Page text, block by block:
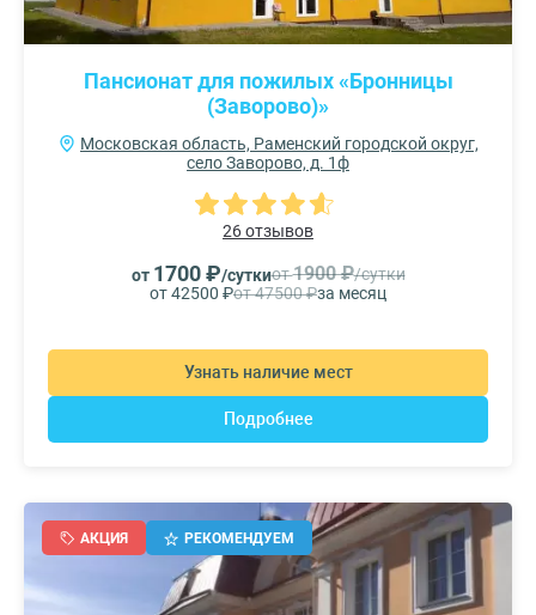
Пансионат для пожилых «Бронницы
(Заворово)»
Московская область, Раменский городской округ,
село Заворово, д. 1ф
26 отзывов
от 1700 ₽/суткиот1900 ₽/сутки
от 42500 ₽от 47500 ₽за месяц
Узнать наличие мест
Подробнее
АКЦИЯ РЕКОМЕНДУЕМ